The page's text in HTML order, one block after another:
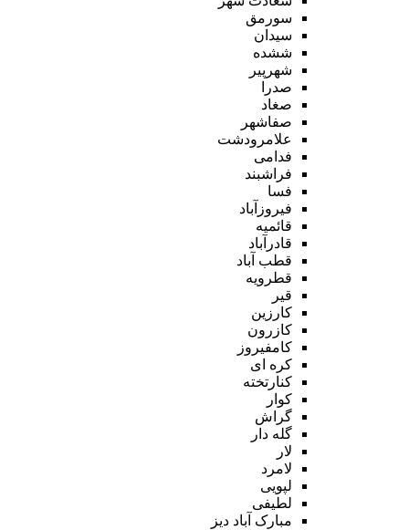
سورمق
سیدان
ششده
شهرپیر
صدرا
صغاد
صفاشهر
علامرودشت
فدامی
فراشبند
فسا
فیروزآباد
قائمیه
قادرآباد
قطب آباد
قطرویه
قیر
کارزین
کازرون
کامفیروز
کره ای
کنارتخته
کوار
گراش
گله دار
لار
لامرد
لپویی
لطیفی
مبارک آباد دیز